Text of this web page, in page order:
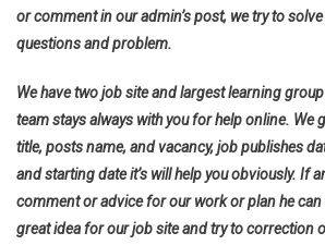
or comment in our admin’s post, we try to
questions and problem.
We have two job site and largest learning
team stays always with you for help online. We
title, posts name, and vacancy, job publishes
and starting date it’s will help you obviously. If
comment or advice for our work or plan he can
great idea for our job site and try to correction